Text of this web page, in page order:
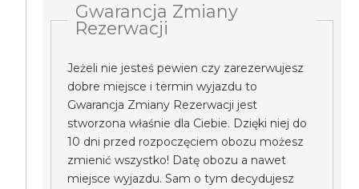
Gwarancja Zmiany
Rezerwacji
Jeżeli nie jesteś pewien czy zarezerwujesz
dobre miejsce i termin wyjazdu to
Gwarancja Zmiany Rezerwacji jest
stworzona właśnie dla Ciebie. Dzięki niej do
10 dni przed rozpoczęciem obozu możesz
zmienić wszystko! Datę obozu a nawet
miejsce wyjazdu. Sam o tym decydujesz